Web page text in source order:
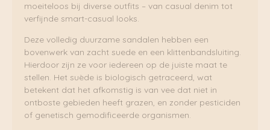
moeiteloos bij diverse outfits – van casual denim tot
verfijnde smart-casual looks.
Deze volledig duurzame sandalen hebben een
bovenwerk van zacht suede en een klittenbandsluiting.
Hierdoor zijn ze voor iedereen op de juiste maat te
stellen. Het suède is biologisch getraceerd, wat
betekent dat het afkomstig is van vee dat niet in
ontboste gebieden heeft grazen, en zonder pesticiden
of genetisch gemodificeerde organismen.